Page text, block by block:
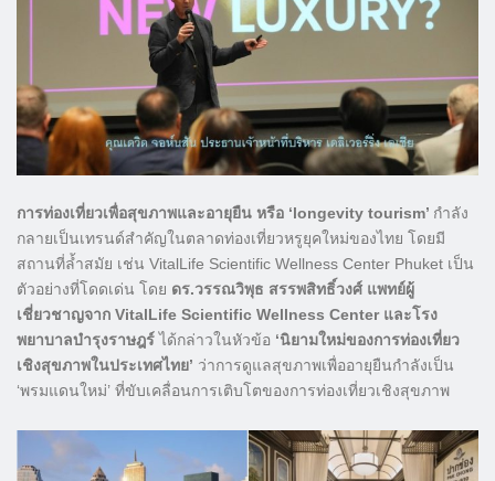
การท่องเที่ยวเพื่อสุขภาพและอายุยืน หรือ ‘longevity tourism’ กำลัง
กลายเป็นเทรนด์สำคัญในตลาดท่องเที่ยวหรูยุคใหม่ของไทย โดยมี
สถานที่ล้ำสมัย เช่น VitalLife Scientific Wellness Center Phuket เป็น
ตัวอย่างที่โดดเด่น โดย ดร.วรรณวิพุธ สรรพสิทธิ์วงศ์ แพทย์ผู้
เชี่ยวชาญจาก VitalLife Scientific Wellness Center และโรง
พยาบาลบำรุงราษฎร์ได้กล่าวในหัวข้อ ‘นิยามใหม่ของการท่องเที่ยว
เชิงสุขภาพในประเทศไทย’ ว่าการดูแลสุขภาพเพื่ออายุยืนกำลังเป็น
‘พรมแดนใหม่’ ที่ขับเคลื่อนการเติบโตของการท่องเที่ยวเชิงสุขภาพ